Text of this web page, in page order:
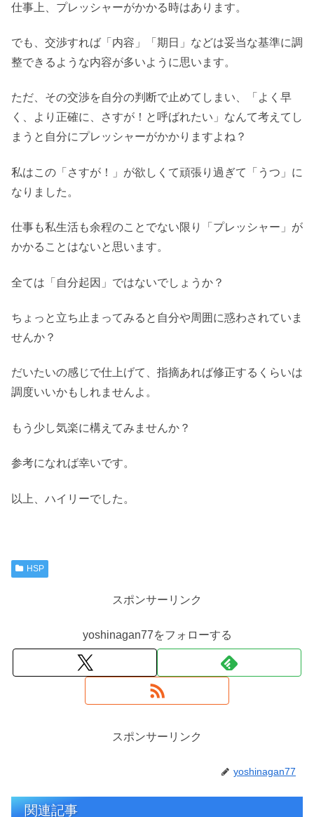
仕事上、プレッシャーがかかる時はあります。
でも、交渉すれば「内容」「期日」などは妥当な基準に調
整できるような内容が多いように思います。
ただ、その交渉を自分の判断で止めてしまい、「よく早
く、より正確に、さすが！と呼ばれたい」なんて考えてし
まうと自分にプレッシャーがかかりますよね？
私はこの「さすが！」が欲しくて頑張り過ぎて「うつ」に
なりました。
仕事も私生活も余程のことでない限り「プレッシャー」が
かかることはないと思います。
全ては「自分起因」ではないでしょうか？
ちょっと立ち止まってみると自分や周囲に惑わされていま
せんか？
だいたいの感じで仕上げて、指摘あれば修正するくらいは
調度いいかもしれませんよ。
もう少し気楽に構えてみませんか？
参考になれば幸いです。
以上、ハイリーでした。
HSP
スポンサーリンク
yoshinagan77をフォローする
スポンサーリンク
yoshinagan77
関連記事